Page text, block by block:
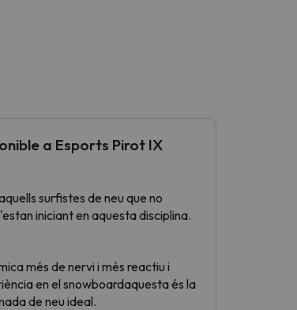
a Esports Pirot IX
surfistes de neu que no
iniciant en aquesta disciplina.
més de nervi i més reactiu i
en el snowboardaquesta és la
de neu ideal.